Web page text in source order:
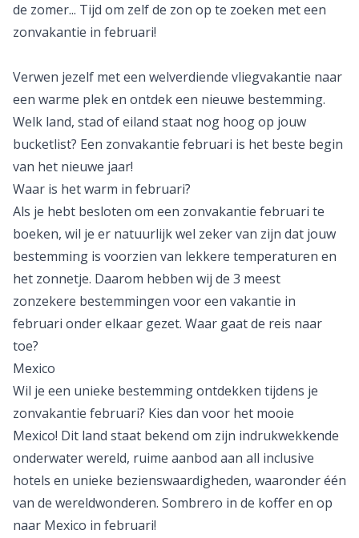
de zomer... Tijd om zelf de zon op te zoeken met een
zonvakantie in februari!
Verwen jezelf met een welverdiende vliegvakantie naar
een warme plek en ontdek een nieuwe bestemming.
Welk land, stad of eiland staat nog hoog op jouw
bucketlist? Een zonvakantie februari is het beste begin
van het nieuwe jaar!
Waar is het warm in februari?
Als je hebt besloten om een zonvakantie februari te
boeken, wil je er natuurlijk wel zeker van zijn dat jouw
bestemming is voorzien van lekkere temperaturen en
het zonnetje. Daarom hebben wij de 3 meest
zonzekere bestemmingen voor een vakantie in
februari onder elkaar gezet. Waar gaat de reis naar
toe?
Mexico
Wil je een unieke bestemming ontdekken tijdens je
zonvakantie februari? Kies dan voor het mooie
Mexico! Dit land staat bekend om zijn indrukwekkende
onderwater wereld, ruime aanbod aan all inclusive
hotels en unieke bezienswaardigheden, waaronder één
van de wereldwonderen. Sombrero in de koffer en op
naar Mexico in februari!